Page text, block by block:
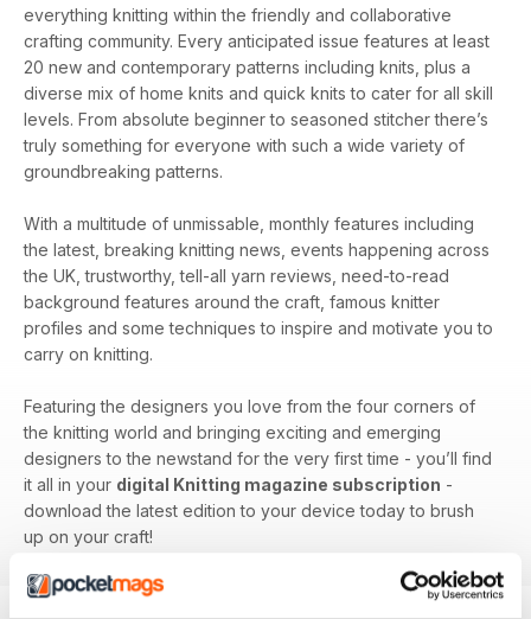
everything knitting within the friendly and collaborative
crafting community. Every anticipated issue features at least
20 new and contemporary patterns including knits, plus a
diverse mix of home knits and quick knits to cater for all skill
levels. From absolute beginner to seasoned stitcher there’s
truly something for everyone with such a wide variety of
groundbreaking patterns.
With a multitude of unmissable, monthly features including
the latest, breaking knitting news, events happening across
the UK, trustworthy, tell-all yarn reviews, need-to-read
background features around the craft, famous knitter
profiles and some techniques to inspire and motivate you to
carry on knitting.
Featuring the designers you love from the four corners of
the knitting world and bringing exciting and emerging
designers to the newstand for the very first time - you’ll find
it all in your digital Knitting magazine subscription -
download the latest edition to your device today to brush
up on your craft!